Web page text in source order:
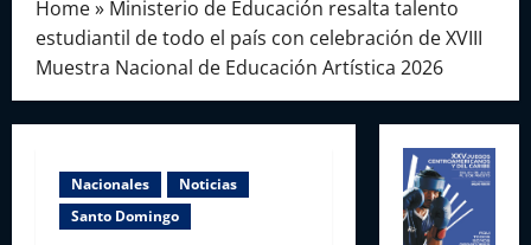
Home» Ministerio de Educación resalta talento
estudiantil de todo el país con celebración de XVIII
Muestra Nacional de Educación Artística 2026
Nacionales
Noticias
Santo Domingo